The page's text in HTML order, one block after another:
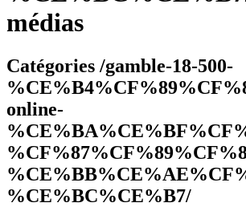
médias
Catégories /gamble-18-500-
online-
%CE%BC%CE%B7/